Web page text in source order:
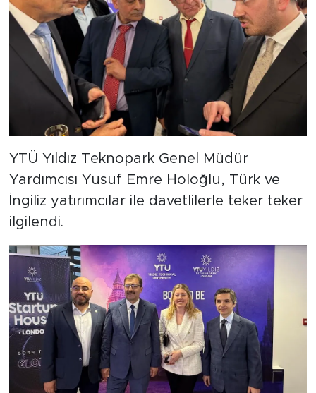
YTÜ Yıldız Teknopark Genel Müdür
Yardımcısı Yusuf Emre Holoğlu, Türk ve
İngiliz yatırımcılar ile davetlilerle teker teker
ilgilendi.